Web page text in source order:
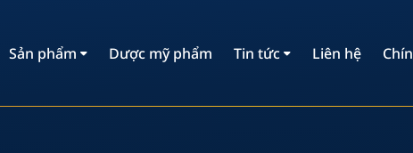
Sản phẩm Dược mỹ phẩm Tin tức Liên hệ